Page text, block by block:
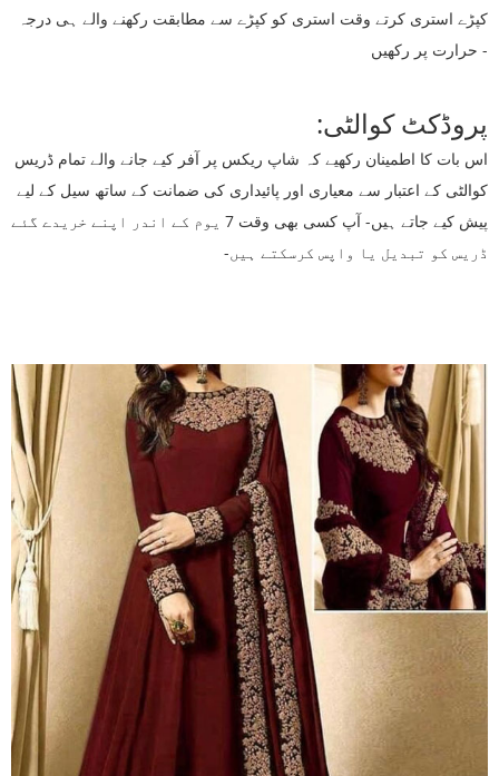
کپڑے استری کرتے وقت استری کو کپڑے سے مطابقت رکھنے والے ہی درجہ
حرارت پر رکھیں -
پروڈکٹ کوالٹی:
اس بات کا اطمینان رکھیے کہ شاپ ریکس پر آفر کیے جانے والے تمام ڈریس
کوالٹی کے اعتبار سے معیاری اور پائیداری کی ضمانت کے ساتھ سیل کے لیے
پیش کیے جاتے ہیں- آپ کسی بھی وقت 7 یوم کے اندر اپنے خریدے گئے
ڈریس کو تبدیل یا واپس کرسکتے ہیں-